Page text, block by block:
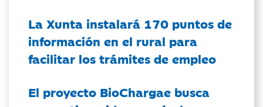
La Xunta instalará 170 puntos de
información en el rural para
facilitar los trámites de empleo
El proyecto BioChargae busca